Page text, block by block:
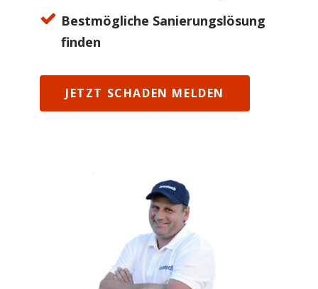
Bestmögliche Sanierungslösung
finden
JETZT SCHADEN MELDEN